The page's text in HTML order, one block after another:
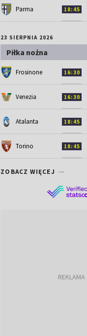
Parma 18:45
23 SIERPNIA 2026
Piłka nożna
Frosinone 16:30
Venezia 16:30
Atalanta 18:45
Torino 18:45
ZOBACZ WIĘCEJ